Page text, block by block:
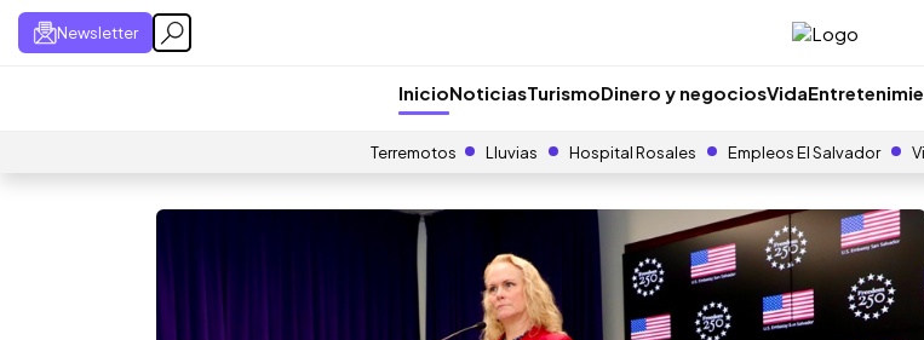
Newsletter
InicioNoticiasTurismoDinero y negociosVida
Terremotos Lluvias Hospital Rosales Empleos El Salvador